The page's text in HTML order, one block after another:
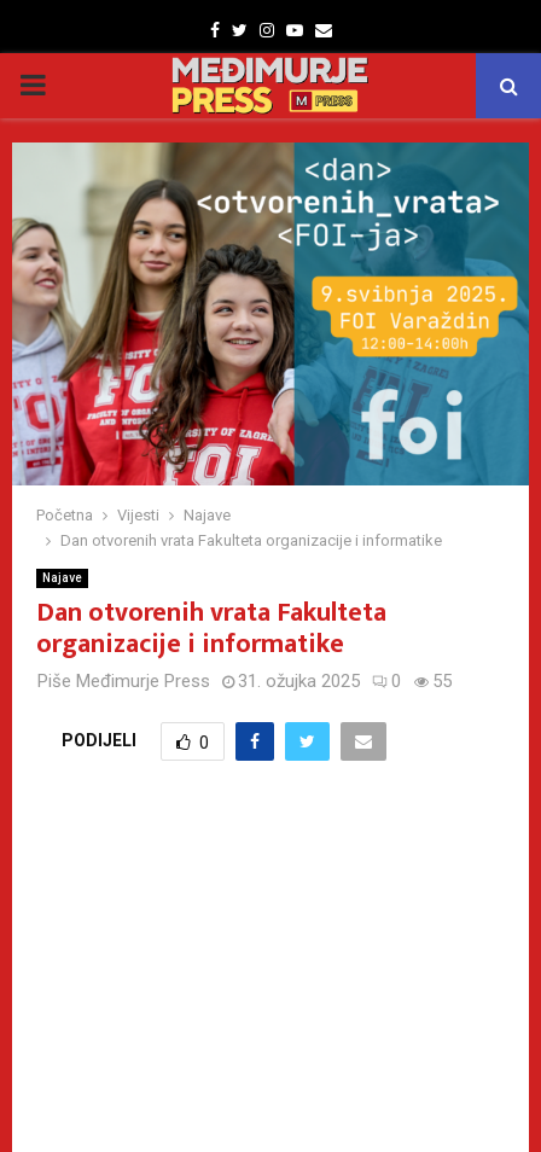
Facebook
TwitterInstagram
Youtube
Email
PRIMARY
MENU
Početna Vijesti
Najave
Dan otvorenih vrata Fakulteta organizacije i informatike
Najave
Dan otvorenih vrata Fakulteta
organizacije i informatike
Piše Međimurje Press 31. ožujka 2025 0 55
PODIJELI 0